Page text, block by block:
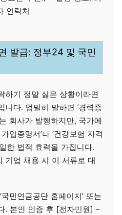
연락처
발급: 정부24 및 국민
하기 정말 싫은 상황이라면
니다. 엄밀히 말하면 ‘경력증
회사가 발행하지만, 국가에
입증명서’나 ‘건강보험 자격
한 법적 효력을 가집니다.
기업 채용 시 이 서류로 대
민연금공단 홈페이지’ 또는
. 본인 인증 후 [전자민원] –